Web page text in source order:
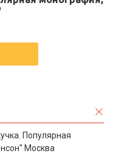
Популярная
Москва